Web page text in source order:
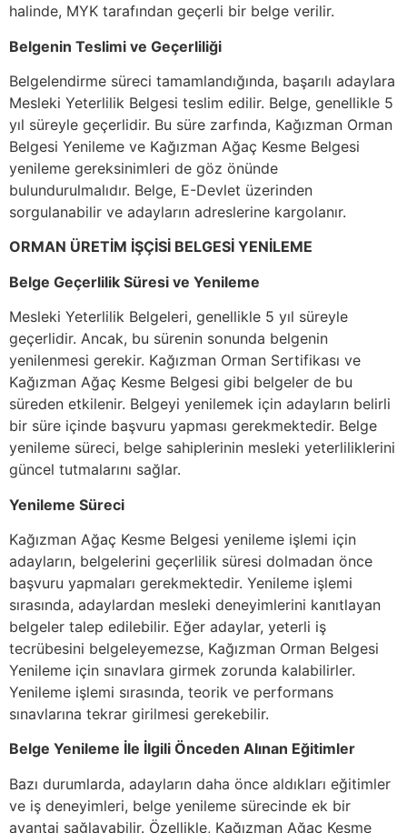
halinde, MYK tarafından geçerli bir belge verilir.
Belgenin Teslimi ve Geçerliliği
Belgelendirme süreci tamamlandığında, başarılı adaylara
Mesleki Yeterlilik Belgesi teslim edilir. Belge, genellikle 5
yıl süreyle geçerlidir. Bu süre zarfında, Kağızman Orman
Belgesi Yenileme ve Kağızman Ağaç Kesme Belgesi
yenileme gereksinimleri de göz önünde
bulundurulmalıdır. Belge, E-Devlet üzerinden
sorgulanabilir ve adayların adreslerine kargolanır.
ORMAN ÜRETİM İŞÇİSİ BELGESİ YENİLEME
Belge Geçerlilik Süresi ve Yenileme
Mesleki Yeterlilik Belgeleri, genellikle 5 yıl süreyle
geçerlidir. Ancak, bu sürenin sonunda belgenin
yenilenmesi gerekir. Kağızman Orman Sertifikası ve
Kağızman Ağaç Kesme Belgesi gibi belgeler de bu
süreden etkilenir. Belgeyi yenilemek için adayların belirli
bir süre içinde başvuru yapması gerekmektedir. Belge
yenileme süreci, belge sahiplerinin mesleki yeterliliklerini
güncel tutmalarını sağlar.
Yenileme Süreci
Kağızman Ağaç Kesme Belgesi yenileme işlemi için
adayların, belgelerini geçerlilik süresi dolmadan önce
başvuru yapmaları gerekmektedir. Yenileme işlemi
sırasında, adaylardan mesleki deneyimlerini kanıtlayan
belgeler talep edilebilir. Eğer adaylar, yeterli iş
tecrübesini belgeleyemezse, Kağızman Orman Belgesi
Yenileme için sınavlara girmek zorunda kalabilirler.
Yenileme işlemi sırasında, teorik ve performans
sınavlarına tekrar girilmesi gerekebilir.
Belge Yenileme İle İlgili Önceden Alınan Eğitimler
Bazı durumlarda, adayların daha önce aldıkları eğitimler
ve iş deneyimleri, belge yenileme sürecinde ek bir
avantaj sağlayabilir. Özellikle, Kağızman Ağaç Kesme